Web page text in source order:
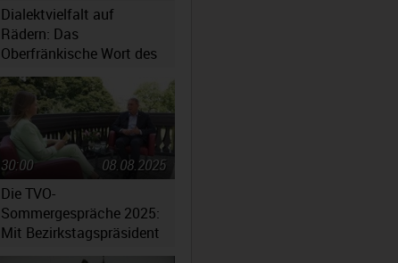
Dialektvielfalt auf
Rädern: Das
Oberfränkische Wort des
Jahres 2025 steht fest
Die TVO-
Sommergespräche 2025:
Mit Bezirkstagspräsident
Henry Schramm
08.08.2025
30:00